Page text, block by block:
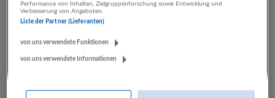
Performance von Inhalten, Zielgruppenforschung sowie Entwicklung und
Verbesserung von Angeboten.
Liste der Partner (Lieferanten)
von uns verwendete Funktionen
von uns verwendete Informationen